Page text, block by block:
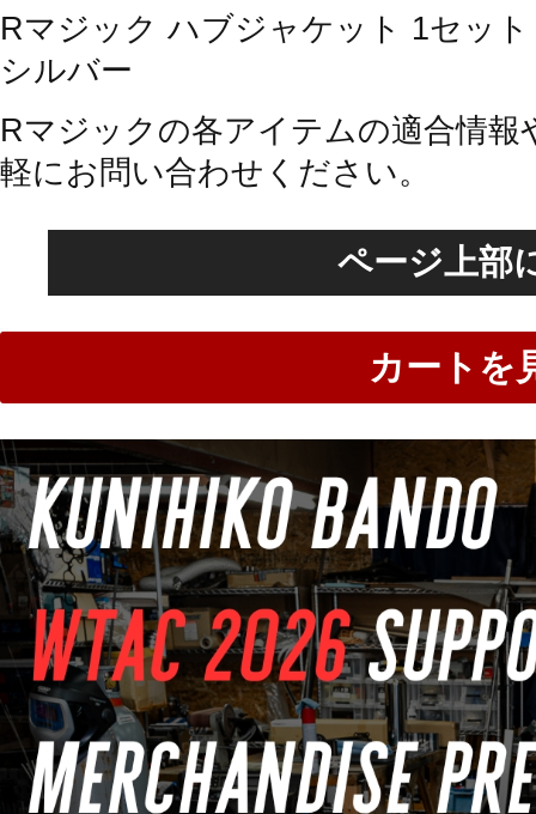
Rマジック ハブジャケット 1セッ
シルバー
Rマジックの各アイテムの適合情報
軽にお問い合わせください。
ページ上部
カートを